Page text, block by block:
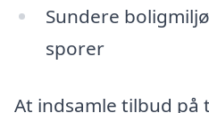
Sundere
sporer
At indsamle tilbud på